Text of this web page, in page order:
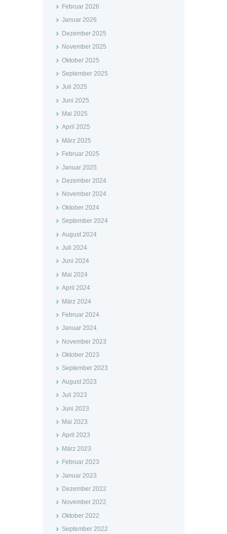
Februar 2026
Januar 2026
Dezember 2025
November 2025
Oktober 2025
September 2025
Juli 2025
Juni 2025
Mai 2025
April 2025
März 2025
Februar 2025
Januar 2025
Dezember 2024
November 2024
Oktober 2024
September 2024
August 2024
Juli 2024
Juni 2024
Mai 2024
April 2024
März 2024
Februar 2024
Januar 2024
November 2023
Oktober 2023
September 2023
August 2023
Juli 2023
Juni 2023
Mai 2023
April 2023
März 2023
Februar 2023
Januar 2023
Dezember 2022
November 2022
Oktober 2022
September 2022